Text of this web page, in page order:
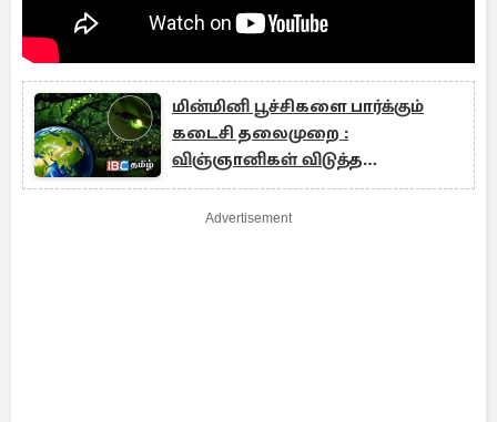
மின்மினி பூச்சிகளை பார்க்கும்
கடைசி தலைமுறை :
விஞ்ஞானிகள் விடுத்த
எச்சரிக்கை
Advertisement